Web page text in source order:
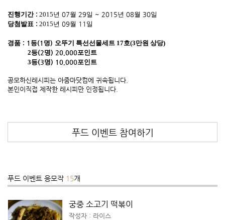
진행기간: 2015년 07월 29일 ~ 2015년 08월 30일
당첨발표 : 2015년 09월 11 일
경품 : 1 등(1 명) 오뚜기 특선선물세트 17호(3만원 상당)
2등(2명) 20,000포인트
3등(3명) 10,000포인트
공모하신레시피는 아줌마닷컴에 귀속됩니다
본인이직접 제작한 레시피만 인정됩니다
푸드 이벤트 참여하기
푸드 이벤트 응모작 15개
궁중 소고기 떡볶이
작성자 : 라이스